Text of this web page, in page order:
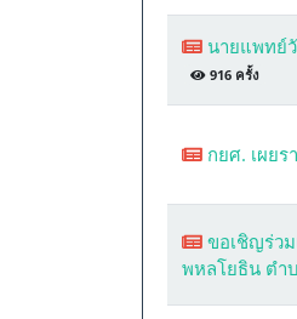
นายแพทย์
916 ครั้ง
กยศ. เผย
ขอเชิญร่ว
พหลโยธิน ตำ